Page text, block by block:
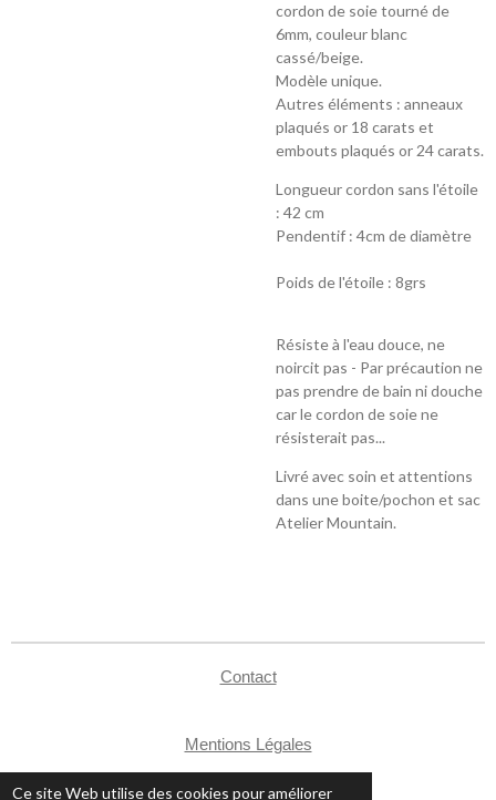
Ce site Web utilise des cookies pour améliorer
cordon de soie tourné de
6mm, couleur blanc
cassé/beige.
Modèle unique.
Autres éléments : anneaux
plaqués or 18 carats et
embouts plaqués or 24 carats.
Longueur cordon sans l'étoile
: 42 cm
Pendentif : 4cm de diamètre
Poids de l'étoile : 8grs
Résiste à l'eau douce, ne
noircit pas - Par précaution ne
pas prendre de bain ni douche
car le cordon de soie ne
résisterait pas...
Livré avec soin et attentions
dans une boite/pochon et sac
Atelier Mountain.
Contact
Mentions Légales